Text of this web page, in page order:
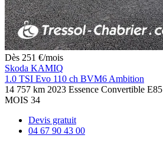
Dès 251 €/mois
Skoda KAMIQ
1.0 TSI Evo 110 ch BVM6 Ambition
14 757 km 2023 Essence Convertible E85
MOIS 34
Devis gratuit
04 67 90 43 00